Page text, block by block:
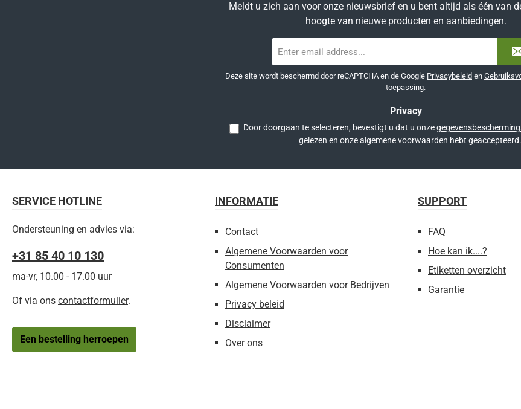
Meldt u zich aan voor onze nieuwsbrief en u bent altijd als één van
hoogte van nieuwe producten en aanbiedingen.
mailadres
Deze site wordt beschermd door reCAPTCHA en de Google Privacybeleid en
toepassing.
Privacy
Door doorgaan te selecteren, bevestigt u dat u onze
gelezen en onzealgemene voorwaarden hebt geaccepteerd.
SERVICE HOTLINE
Ondersteuning en advies via:
+31 85 40 10 130
ma-vr, 10.00 - 17.00 uur
Of via ons contactformulier.
Een bestelling herroepen
INFORMATIE
Contact
Algemene Voorwaarden voor
Consumenten
Algemene Voorwaarden voor Bedrijven
Privacy beleid
Disclaimer
Over ons
SUPPORT
FAQ
Hoe kan ik....?
Etiketten overzicht
Garantie